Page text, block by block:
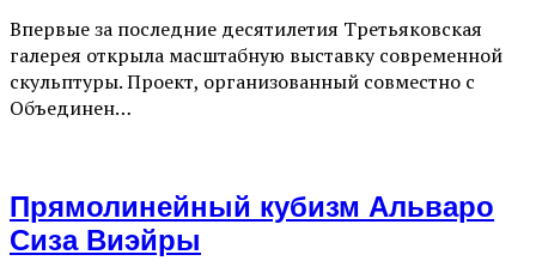
Впервые за последние десятилетия Третьяковская
галерея открыла масштабную выставку современной
скульптуры. Проект, организованный совместно с
Объединен…
Прямолинейный кубизм Альваро
Сиза Виэйры